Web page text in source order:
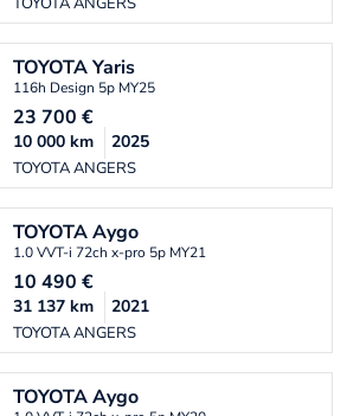
TOYOTAYaris
116h Design 5p MY25
23 700 €
TOYOTA ANGERS
10 000 km 2025
TOYOTAAygo
1.0 VVT-i 72ch x-pro 5p MY21
10 490 €
TOYOTA ANGERS
31 137 km 2021
TOYOTAAygo